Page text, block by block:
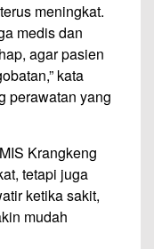
meningkat.
medis dan
agar pasien
kata
perawatan yang
Krangkeng
tetapi juga
ketika sakit,
mudah